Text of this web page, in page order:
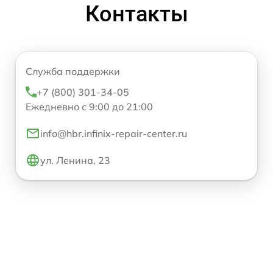
Контакты
Служба поддержки
+7 (800) 301-34-05
Ежедневно с 9:00 до 21:00
info@hbr.infinix-repair-center.ru
ул. Ленина, 23